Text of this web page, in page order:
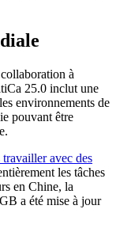
à
25.0 inclut une
environnements de
pouvant être
avec des
les tâches
en Chine, la
a été mise à jour